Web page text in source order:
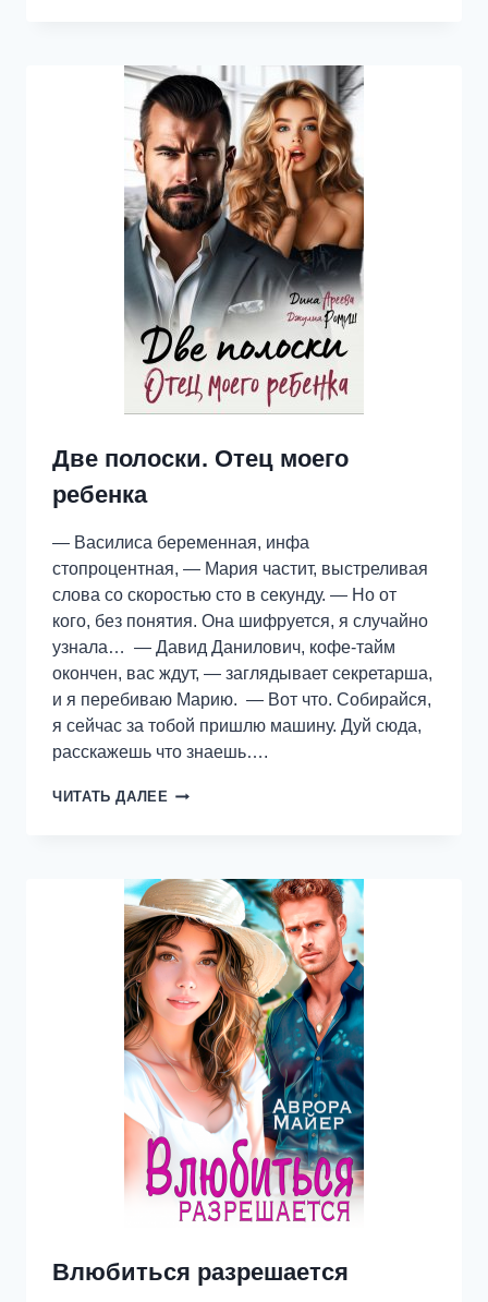
ПОМИДОРЫ
Две полоски. Отец моего
ребенка
— Василиса беременная, инфа
стопроцентная, — Мария частит, выстреливая
слова со скоростью сто в секунду. — Но от
кого, без понятия. Она шифруется, я случайно
узнала… — Давид Данилович, кофе-тайм
окончен, вас ждут, — заглядывает секретарша,
и я перебиваю Марию. — Вот что. Собирайся,
я сейчас за тобой пришлю машину. Дуй сюда,
расскажешь что знаешь….
ЧИТАТЬ ДАЛЕЕ ДВЕ
РЕБЕНКА
Влюбиться разрешается